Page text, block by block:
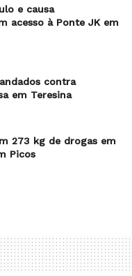
e causa
acesso à Ponte JK em
contra
em Teresina
273 kg de drogas em
Picos